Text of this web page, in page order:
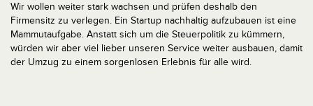
Wir wollen weiter stark wachsen und prüfen deshalb den
Firmensitz zu verlegen. Ein Startup nachhaltig aufzubauen ist eine
Mammutaufgabe. Anstatt sich um die Steuerpolitik zu kümmern,
würden wir aber viel lieber unseren Service weiter ausbauen, damit
der Umzug zu einem sorgenlosen Erlebnis für alle wird.